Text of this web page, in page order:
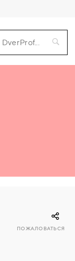
ПОЖАЛОВАТЬСЯ